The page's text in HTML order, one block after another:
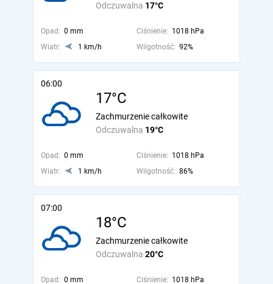
Odczuwalna 17°C
Opad: 0 mm Ciśnienie: 1018 hPa
Wiatr:
1 km/h Wilgotność: 92%
06:00
17°C
Odczuwalna 19°C
Zachmurzenie całkowite
Opad: 0 mm Ciśnienie: 1018 hPa
Wiatr:
1 km/h Wilgotność: 86%
07:00
18°C
Odczuwalna 20°C
Zachmurzenie całkowite
Opad: 0 mm Ciśnienie: 1018 hPa